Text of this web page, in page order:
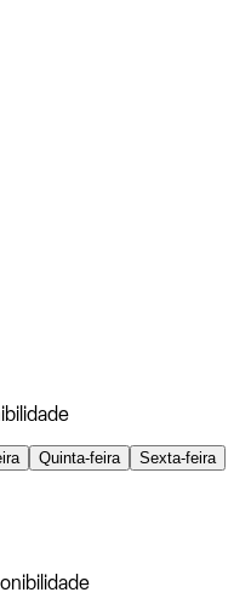
Quinta-feira
Sexta-feira